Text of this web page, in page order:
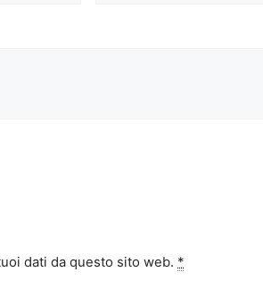
dati da questo sito web. *